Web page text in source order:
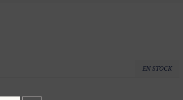
EN STOCK